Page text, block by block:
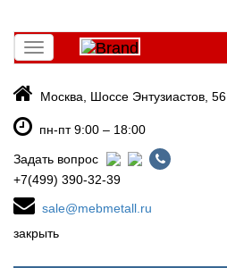
Toggle
navigation
Москва, Шоссе Энтузиастов, 56
пн-пт 9:00 – 18:00
Задать вопрос
+7(499) 390-32-39
sale@mebmetall.ru
закрыть